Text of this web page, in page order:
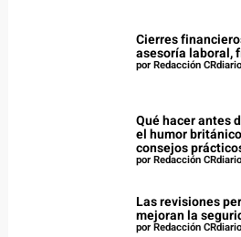
Cierres
asesoría laboral,
por Redacción CRdiario
Qué hacer antes
el humor
consejos
por Redacción CRdiario
Las revisiones
mejoran la
por Redacción CRdiario